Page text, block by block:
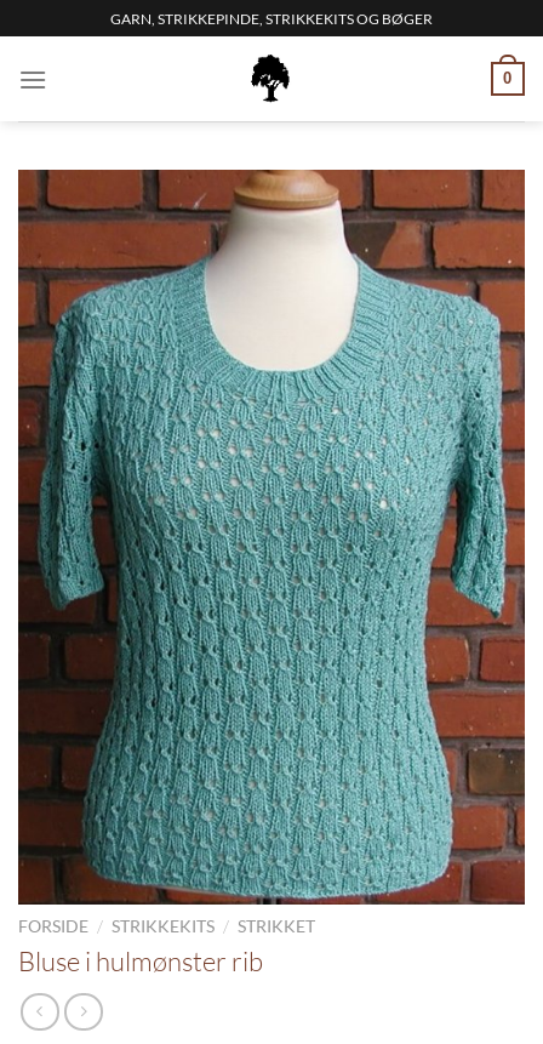
til
indhold
GARN, STRIKKEPINDE, STRIKKEKITS OG BØGER
0
FORSIDE / STRIKKEKITS / STRIKKET
Bluse i hulmønster rib